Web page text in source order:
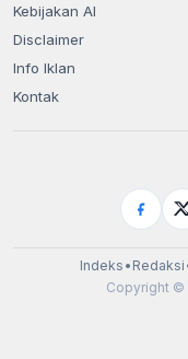
Kebijakan AI
Disclaimer
Info Iklan
Kontak
Indeks • Redaksi
Copyright ©